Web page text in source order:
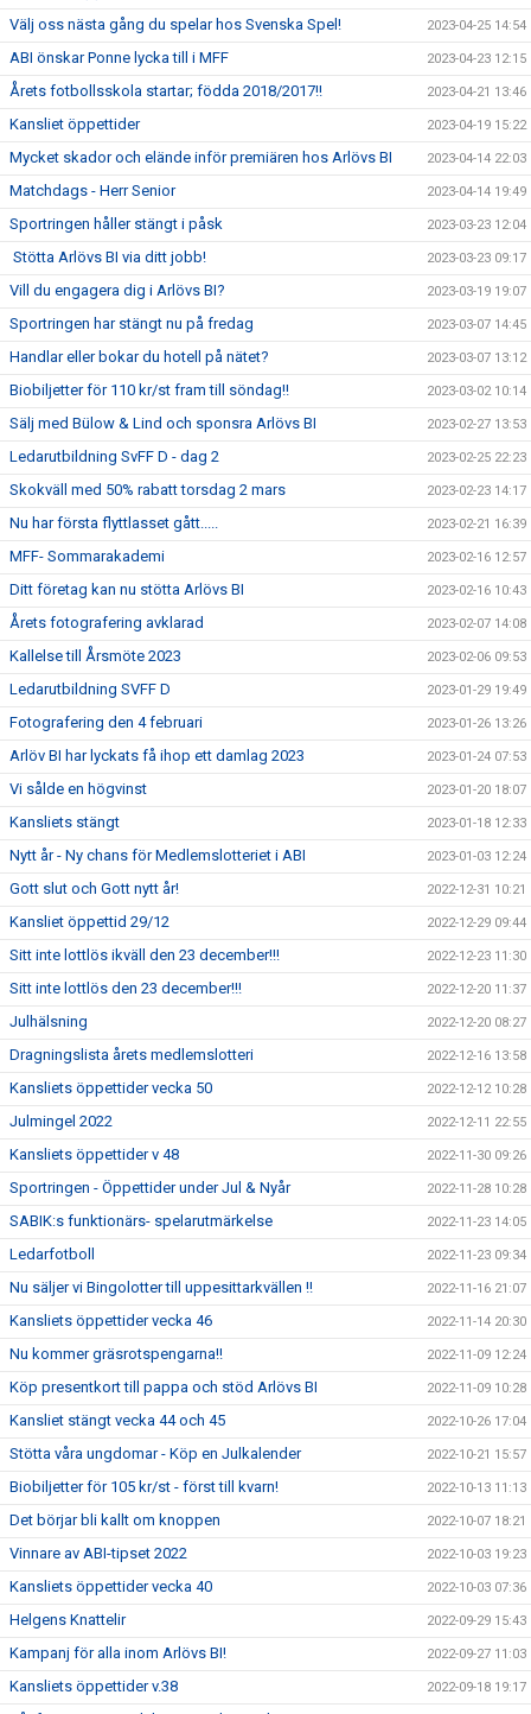
Välj oss nästa gång du spelar hos Svenska Spel! 2023-04-25 14:54
ABI önskar Ponne lycka till i MFF 2023-04-23 12:15
Årets fotbollsskola startar; födda 2018/2017!! 2023-04-21 13:46
Kansliet öppettider 2023-04-19 15:22
Mycket skador och elände inför premiären hos Arlövs BI 2023-04-14 22:03
Matchdags - Herr Senior 2023-04-14 19:49
Sportringen håller stängt i påsk 2023-03-23 12:04
Stötta Arlövs BI via ditt jobb! 2023-03-23 09:17
Vill du engagera dig i Arlövs BI? 2023-03-19 19:07
Sportringen har stängt nu på fredag 2023-03-07 14:45
Handlar eller bokar du hotell på nätet? 2023-03-07 13:12
Biobiljetter för 110 kr/st fram till söndag!! 2023-03-02 10:14
Sälj med Bülow & Lind och sponsra Arlövs BI 2023-02-27 13:53
Ledarutbildning SvFF D - dag 2 2023-02-25 22:23
Skokväll med 50% rabatt torsdag 2 mars 2023-02-23 14:17
Nu har första flyttlasset gått..... 2023-02-21 16:39
MFF- Sommarakademi 2023-02-16 12:57
Ditt företag kan nu stötta Arlövs BI 2023-02-16 10:43
Årets fotografering avklarad 2023-02-07 14:08
Kallelse till Årsmöte 2023 2023-02-06 09:53
Ledarutbildning SVFF D 2023-01-29 19:49
Fotografering den 4 februari 2023-01-26 13:26
Arlöv BI har lyckats få ihop ett damlag 2023 2023-01-24 07:53
Vi sålde en högvinst 2023-01-20 18:07
Kansliets stängt 2023-01-18 12:33
Nytt år - Ny chans för Medlemslotteriet i ABI 2023-01-03 12:24
Gott slut och Gott nytt år! 2022-12-31 10:21
Kansliet öppettid 29/12 2022-12-29 09:44
Sitt inte lottlös ikväll den 23 december!!! 2022-12-23 11:30
Sitt inte lottlös den 23 december!!! 2022-12-20 11:37
Julhälsning 2022-12-20 08:27
Dragningslista årets medlemslotteri 2022-12-16 13:58
Kansliets öppettider vecka 50 2022-12-12 10:28
Julmingel 2022 2022-12-11 22:55
Kansliets öppettider v 48 2022-11-30 09:26
Sportringen - Öppettider under Jul & Nyår 2022-11-28 10:28
SABIK:s funktionärs- spelarutmärkelse 2022-11-23 14:05
Ledarfotboll 2022-11-23 09:34
Nu säljer vi Bingolotter till uppesittarkvällen !! 2022-11-16 21:07
Kansliets öppettider vecka 46 2022-11-14 20:30
Nu kommer gräsrotspengarna!! 2022-11-09 12:24
Köp presentkort till pappa och stöd Arlövs BI 2022-11-09 10:28
Kansliet stängt vecka 44 och 45 2022-10-26 17:04
Stötta våra ungdomar - Köp en Julkalender 2022-10-21 15:57
Biobiljetter för 105 kr/st - först till kvarn! 2022-10-13 11:13
Det börjar bli kallt om knoppen 2022-10-07 18:21
Vinnare av ABI-tipset 2022 2022-10-03 19:23
Kansliets öppettider vecka 40 2022-10-03 07:36
Helgens Knattelir 2022-09-29 15:43
Kampanj för alla inom Arlövs BI! 2022-09-27 11:03
Kansliets öppettider v.38 2022-09-18 19:17